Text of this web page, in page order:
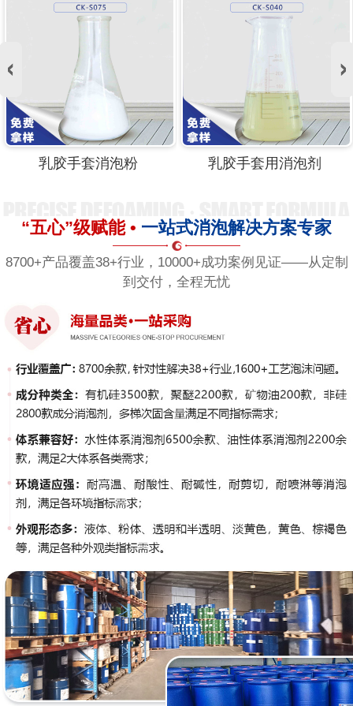
乳胶手套消泡粉 乳胶手套用消泡剂
“五心”级赋能 • 一站式消泡解决方案专家
8700+产品覆盖38+行业，10000+成功案例见证——从定制
到交付，全程无忧